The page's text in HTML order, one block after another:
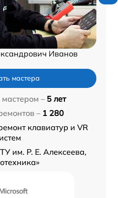
Иванов
мастера
– 5 лет
– 1 280
клавиатур и VR
им. Р. Е. Алексеева,